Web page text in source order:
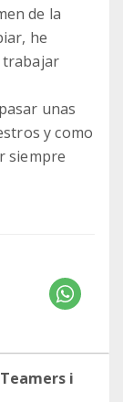
de la
he
trabajar
unas
y como
siempre
i